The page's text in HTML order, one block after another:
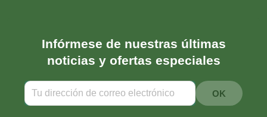
Infórmese de nuestras últimas
noticias y ofertas especiales